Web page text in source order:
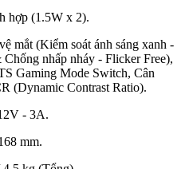
hợp (1.5W x 2).
mắt (Kiểm soát ánh sáng xanh -
nhấp nháy - Flicker Free),
Gaming Mode Switch, Cân
(Dynamic Contrast Ratio).
- 3A.
mm.